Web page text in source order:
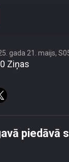
Jelgavā
gada 21. maijs,
Ziņas
piedāvā